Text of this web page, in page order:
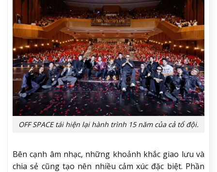
OFF SPACE tái hiện lại hành trình 15 năm của cả tổ đội.
Bên cạnh âm nhạc, những khoảnh khắc giao lưu và
chia sẻ cũng tạo nên nhiều cảm xúc đặc biệt. Phần